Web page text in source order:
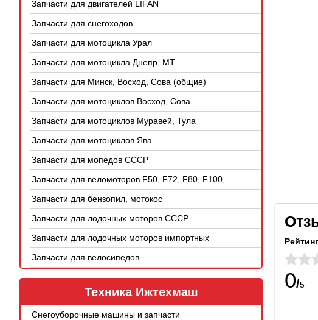
Запчасти для двигателей LIFAN
Запчасти для снегоходов
Запчасти для мотоцикла Урал
Запчасти для мотоцикла Днепр, МТ
Запчасти для Минск, Восход, Сова (общие)
Запчасти для мотоциклов Восход, Сова
Запчасти для мотоциклов Муравей, Тула
Запчасти для мотоциклов Ява
Запчасти для мопедов СССР
Запчасти для веломоторов F50, F72, F80, F100,
4Т
Запчасти для бензопил, мотокос
Запчасти для лодочных моторов СССР
Запчасти для лодочных моторов импортных
Запчасти для велосипедов
Техника Ижтехмаш
Снегоуборочные машины и запчасти
0/5